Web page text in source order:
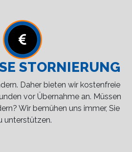
STORNIERUNG
Daher bieten wir kostenfreie
vor Übernahme an. Müssen
Wir bemühen uns immer, Sie
unterstützen.